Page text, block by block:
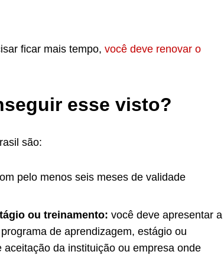
ficar mais tempo, você deve renovar o
esse visto?
são:
pelo menos seis meses de validade
ou treinamento: você deve apresentar a
de aprendizagem, estágio ou
da instituição ou empresa onde